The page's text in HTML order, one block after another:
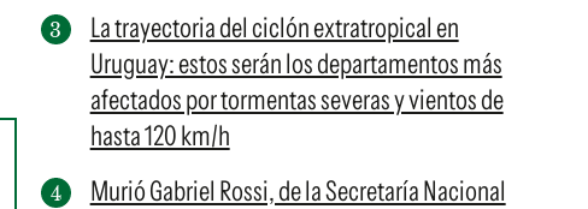
La trayectoria del ciclón extratropical en
Uruguay: estos serán los departamentos más
afectados por tormentas severas y vientos de
hasta 120 km/h
Murió Gabriel Rossi, de la Secretaría Nacional